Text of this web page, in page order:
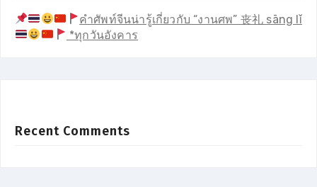
คำศัพท์จีนน่ารู้เกี่ยวกับ “งานศพ” 丧礼 sāng lǐ
*ทุกวันอังคาร
Recent Comments